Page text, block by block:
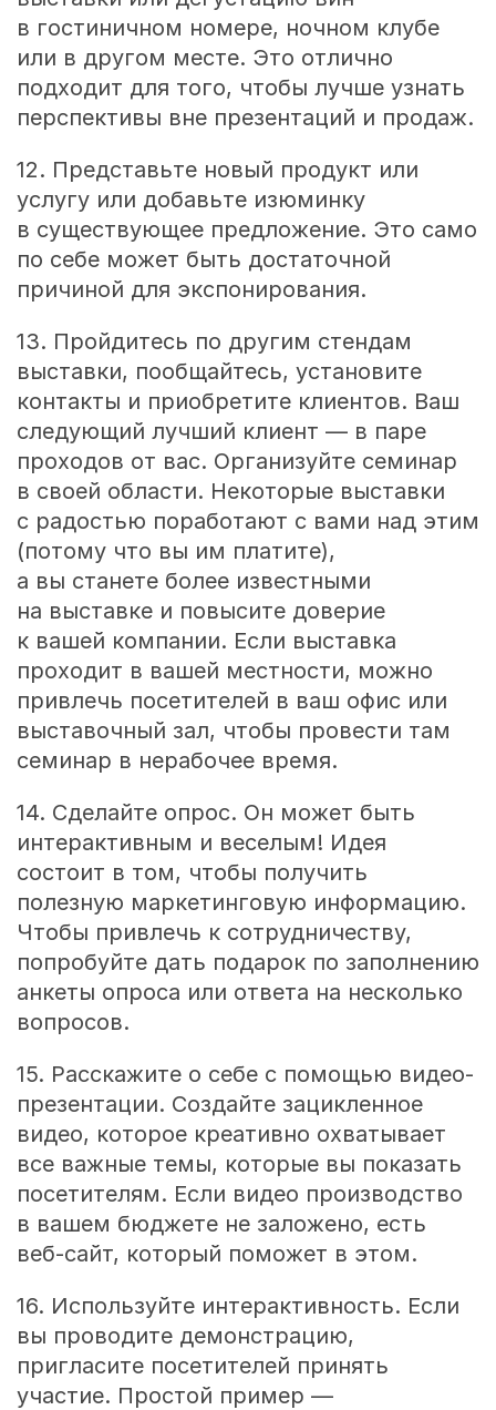
в гостиничном номере, ночном клубе
или в другом месте. Это отлично
подходит для того, чтобы лучше узнать
перспективы вне презентаций и продаж.
12. Представьте новый продукт или
услугу или добавьте изюминку
в существующее предложение. Это само
по себе может быть достаточной
причиной для экспонирования.
13. Пройдитесь по другим стендам
выставки, пообщайтесь, установите
контакты и приобретите клиентов. Ваш
следующий лучший клиент — в паре
проходов от вас. Организуйте семинар
в своей области. Некоторые выставки
с радостью поработают с вами над этим
(потому что вы им платите),
а вы станете более известными
на выставке и повысите доверие
к вашей компании. Если выставка
проходит в вашей местности, можно
привлечь посетителей в ваш офис или
выставочный зал, чтобы провести там
семинар в нерабочее время.
14. Сделайте опрос. Он может быть
интерактивным и веселым! Идея
состоит в том, чтобы получить
полезную маркетинговую информацию.
Чтобы привлечь к сотрудничеству,
попробуйте дать подарок по заполнению
анкеты опроса или ответа на несколько
вопросов.
15. Расскажите о себе с помощью видео-
презентации. Создайте зацикленное
видео, которое креативно охватывает
все важные темы, которые вы показать
посетителям. Если видео производство
в вашем бюджете не заложено, есть
веб-сайт, который поможет в этом.
16. Используйте интерактивность. Если
вы проводите демонстрацию,
пригласите посетителей принять
участие. Простой пример —